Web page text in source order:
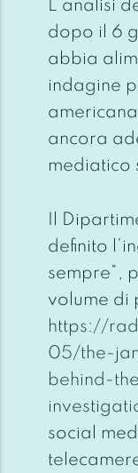
L’analisi
dopo il 6
abbia
indagine
ancora
mediatico
Il
definito
sempre”,
volume di
https://
05/the-
behind-
social